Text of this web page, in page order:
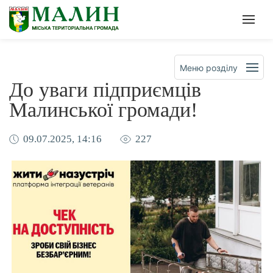
Офіційна сторінка
Меню розділу
До уваги підприємців
Малинської громади!
09.07.2025, 14:16 227